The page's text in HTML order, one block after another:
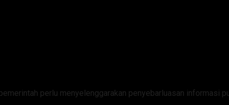
perlu menyelenggarakan penyebarluasan informasi